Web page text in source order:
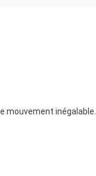
mouvement inégalable.